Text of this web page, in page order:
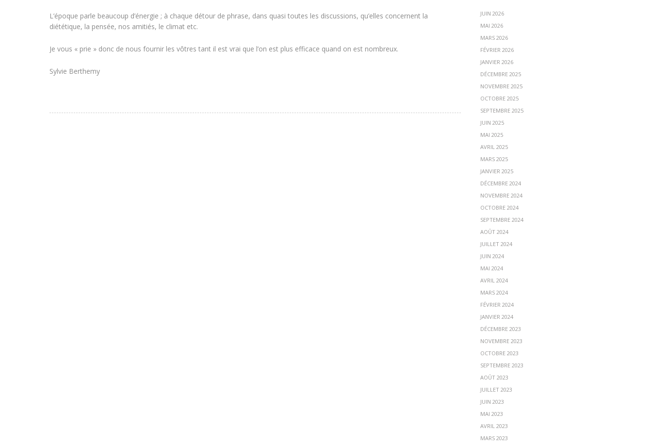
L’époque parle beaucoup d’énergie ; à chaque détour de phrase, dans quasi toutes les discussions, qu’elles concernent la
diététique, la pensée, nos amitiés, le climat etc.
Je vous « prie » donc de nous fournir les vôtres tant il est vrai que l’on est plus efficace quand on est nombreux.
Sylvie Berthemy
JUIN 2026
MAI 2026
MARS 2026
FÉVRIER 2026
JANVIER 2026
DÉCEMBRE 2025
NOVEMBRE 2025
OCTOBRE 2025
SEPTEMBRE 2025
JUIN 2025
MAI 2025
AVRIL 2025
MARS 2025
JANVIER 2025
DÉCEMBRE 2024
NOVEMBRE 2024
OCTOBRE 2024
SEPTEMBRE 2024
AOÛT 2024
JUILLET 2024
JUIN 2024
MAI 2024
AVRIL 2024
MARS 2024
FÉVRIER 2024
JANVIER 2024
DÉCEMBRE 2023
NOVEMBRE 2023
OCTOBRE 2023
SEPTEMBRE 2023
AOÛT 2023
JUILLET 2023
JUIN 2023
MAI 2023
AVRIL 2023
MARS 2023